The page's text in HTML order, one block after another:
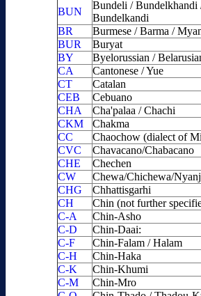
BUN
Bundeli / Bundelkhandi
Bundelkandi
BR
Burmese / Barma /
BUR
Buryat
BY
Byelorussian /
CA
Cantonese / Yue
CT
Catalan
CEB
Cebuano
CHA
Cha'palaa / Chachi
CKM
Chakma
CC
Chaochow (dialect of
CVC
Chavacano/Chabacano
CHE
Chechen
CW
Chewa/Chichewa/
CHG
Chhattisgarhi
CH
Chin (not further
C-A
Chin-Asho
C-D
Chin-Daai:
C-F
Chin-Falam / Halam
C-H
Chin-Haka
C-K
Chin-Khumi
C-M
Chin-Mro